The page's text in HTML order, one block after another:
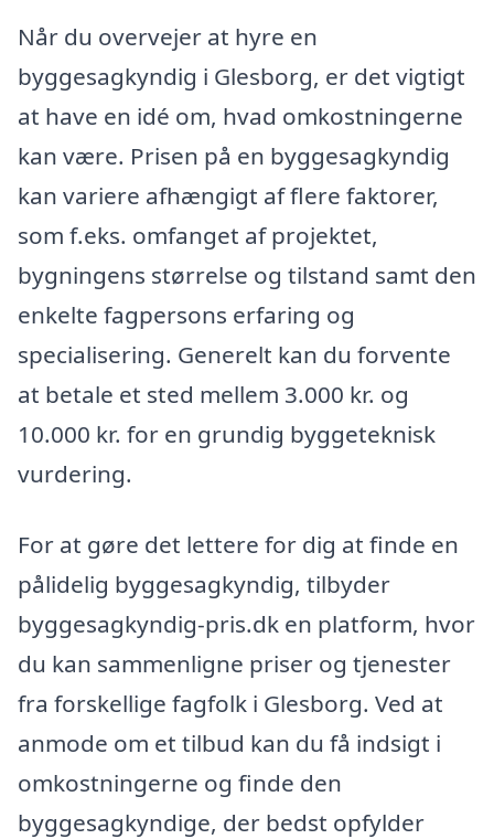
Når du overvejer at hyre en
byggesagkyndig i Glesborg, er det vigtigt
at have en idé om, hvad omkostningerne
kan være. Prisen på en byggesagkyndig
kan variere afhængigt af flere faktorer,
som f.eks. omfanget af projektet,
bygningens størrelse og tilstand samt den
enkelte fagpersons erfaring og
specialisering. Generelt kan du forvente
at betale et sted mellem 3.000 kr. og
10.000 kr. for en grundig byggeteknisk
vurdering.
For at gøre det lettere for dig at finde en
pålidelig byggesagkyndig, tilbyder
byggesagkyndig-pris.dk en platform, hvor
du kan sammenligne priser og tjenester
fra forskellige fagfolk i Glesborg. Ved at
anmode om et tilbud kan du få indsigt i
omkostningerne og finde den
byggesagkyndige, der bedst opfylder